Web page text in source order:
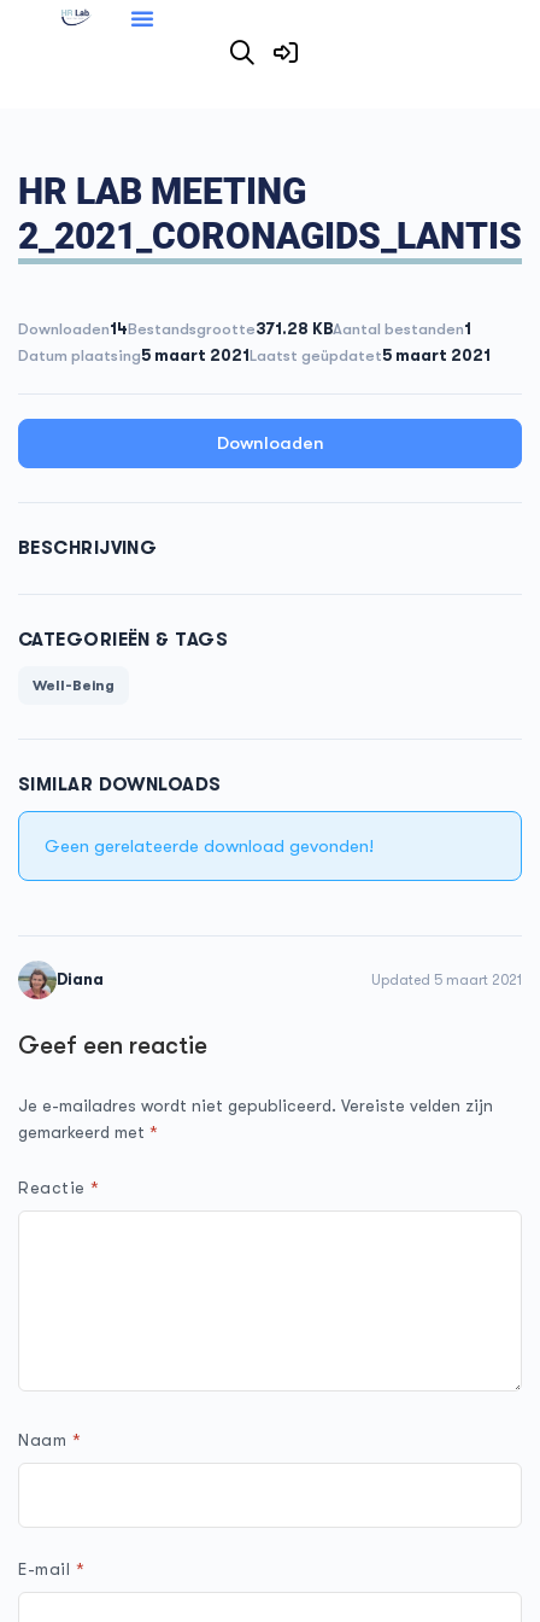
HR LAB MEETING
2_2021_CORONAGIDS_LANTIS
Downloaden14Bestandsgrootte371.28 KBAantal bestanden1
Datum plaatsing5 maart 2021Laatst geüpdatet5 maart 2021
Downloaden
BESCHRIJVING
CATEGORIEËN & TAGS
Well-Being
SIMILAR DOWNLOADS
Geen gerelateerde download gevonden!
Diana Updated 5 maart 2021
Geef een reactie
Je e-mailadres wordt niet gepubliceerd. Vereiste velden zijn
gemarkeerd met *
Reactie*
Naam *
E-mail *